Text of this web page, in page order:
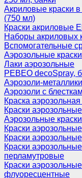
Акриловые краски
(750 мл)
Краски акриловые
Наборы акриловых
Вспомогательные
Аэрозольные краски
Лаки аэрозольные
PEBEO decoSpray,
Аэрозоли-металлики
Аэрозоли с
Краска
Краски
Аэрозольные
Краски
Краски
Краски
перламутровые
Краски
флуоресцентные